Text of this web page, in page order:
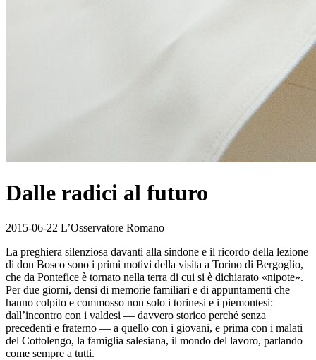
Dalle radici al futuro
2015-06-22 L’Osservatore Romano
La preghiera silenziosa davanti alla sindone e il ricordo della lezione
di don Bosco sono i primi motivi della visita a Torino di Bergoglio,
che da Pontefice è tornato nella terra di cui si è dichiarato «nipote».
Per due giorni, densi di memorie familiari e di appuntamenti che
hanno colpito e commosso non solo i torinesi e i piemontesi:
dall’incontro con i valdesi — davvero storico perché senza
precedenti e fraterno — a quello con i giovani, e prima con i malati
del Cottolengo, la famiglia salesiana, il mondo del lavoro, parlando
come sempre a tutti.